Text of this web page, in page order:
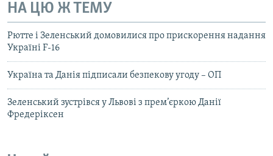
НА ЦЮ Ж ТЕМУ
Рютте і Зеленський домовилися про прискорення надання
Україні F-16
Україна та Данія підписали безпекову угоду – ОП
Зеленський зустрівся у Львові з прем’єркою Данії
Фредеріксен